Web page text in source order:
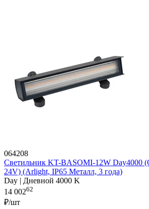
064208
Светильник KT-BASOMI-12W Day4000
24V) (Arlight, IP65 Металл, 3 года)
Day | Дневной 4000 K
14 00262
₽/шт